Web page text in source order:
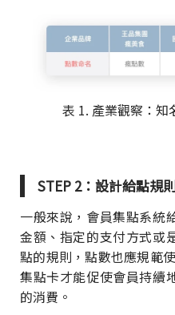
表 1. 產業觀察：知
STEP 2：設計給點規
一般來說，會員集點系統
金額、指定的支付方式或
點的規則，點數也應規範
集點卡才能促使會員持續
的消費。